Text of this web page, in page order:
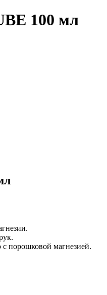
100 мл
порошковой магнезией.